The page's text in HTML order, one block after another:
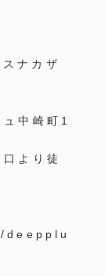
スナカザ
中崎町 1
口より徒